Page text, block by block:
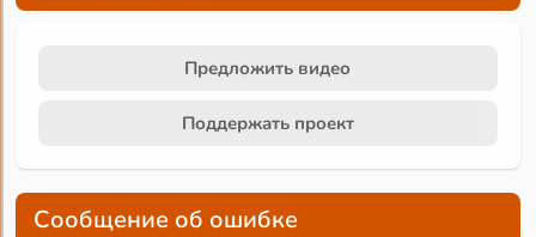
Предложить видео
Поддержать проект
Сообщение об ошибке